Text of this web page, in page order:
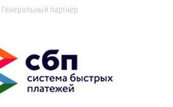
Генеральный партнер